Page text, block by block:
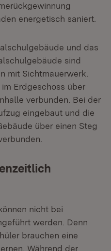
energetisch saniert.
und das
sind
mit Sichtmauerwerk.
Erdgeschoss über
verbunden. Bei der
eingebaut und die
über einen Steg
nicht bei
werden. Denn
brauchen eine
Während der